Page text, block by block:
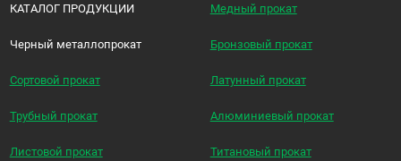
КАТАЛОГ ПРОДУКЦИИ
Черный металлопрокат
Сортовой прокат
Трубный прокат
Листовой прокат
Медный прокат
Бронзовый прокат
Латунный прокат
Алюминиевый прокат
Титановый прокат